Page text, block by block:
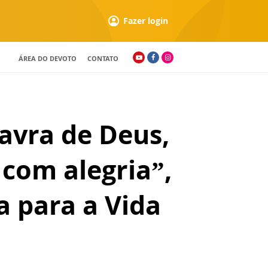
Fazer login
ÁREA DO DEVOTO CONTATO
de Deus,
alegria”,
para a Vida